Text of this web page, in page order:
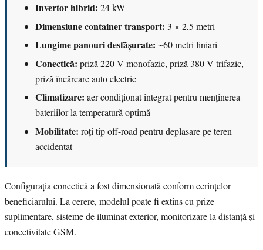
Invertor hibrid: 24 kW
Dimensiune container transport: 3 × 2,5 metri
Lungime panouri desfășurate: ~60 metri liniari
Conectică: priză 220 V monofazic, priză 380 V trifazic,
priză încărcare auto electric
Climatizare: aer condiționat integrat pentru menținerea
bateriilor la temperatură optimă
Mobilitate: roți tip off-road pentru deplasare pe teren
accidentat
Configurația conectică a fost dimensionată conform cerințelor
beneficiarului. La cerere, modelul poate fi extins cu prize
suplimentare, sisteme de iluminat exterior, monitorizare la distanță și
conectivitate GSM.